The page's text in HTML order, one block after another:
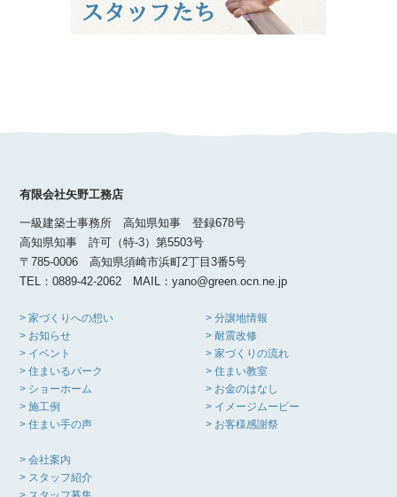
有限会社矢野工務店
一級建築士事務所 高知県知事 登録678号
高知県知事 許可（特-3）第5503号
〒785-0006 高知県須崎市浜町2丁目3番5号
TEL：0889-42-2062 MAIL：yano@green.ocn.ne.jp
> 家づくりへの想い
> お知らせ
> イベント
> 住まいるパーク
> ショーホーム
> 施工例
> 住まい手の声
> 分譲地情報
> 耐震改修
> 家づくりの流れ
> 住まい教室
> お金のはなし
> イメージムービー
> お客様感謝祭
> 会社案内
> スタッフ紹介